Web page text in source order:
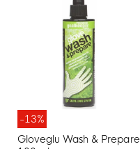
-13%
Gloveglu Wash & Prepare